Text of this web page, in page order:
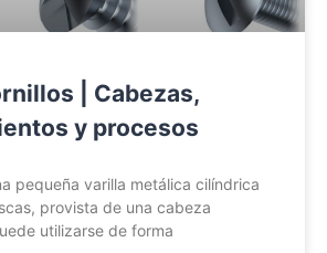
| Cabezas,
y procesos
pequeña varilla metálica cilíndrica
provista de una cabeza
utilizarse de forma